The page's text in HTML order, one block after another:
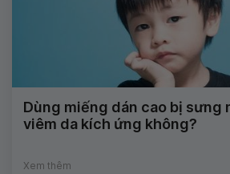
Dùng miếng dán cao bị sưng
viêm da kích ứng không?
Xem thêm